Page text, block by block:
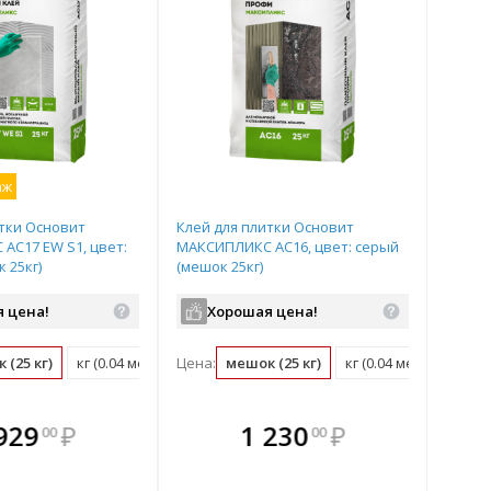
Основит
EW S1, цвет:
цена!
(25 кг) кг (0.04 мешок)
00 ₽
В комплекте
всегда выгоднее!
Клей для плитки Основит
МАКСИПЛИКС АС16, цвет: серый
(мешок 25кг)
Хорошая цена!
Цена: мешок (25 кг) кг (0.04 мешок)
комплекте
выгоднее!
1 23000 ₽